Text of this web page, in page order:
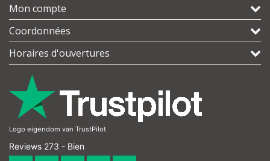
Mon compte
Coordonnées
Horaires d'ouvertures
Logo eigendom van TrustPilot
Reviews 273 - Bien